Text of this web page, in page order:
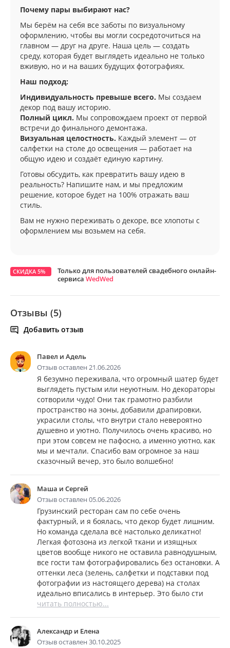
Почему пары выбирают нас?
Мы берём на себя все заботы по визуальному
оформлению, чтобы вы могли сосредоточиться на
главном — друг на друге. Наша цель — создать
среду, которая будет выглядеть идеально не только
вживую, но и на ваших будущих фотографиях.
Наш подход:
Индивидуальность превыше всего. Мы создаем
декор под вашу историю.
Полный цикл. Мы сопровождаем проект от первой
встречи до финального демонтажа.
Визуальная целостность. Каждый элемент — от
салфетки на столе до освещения — работает на
общую идею и создаёт единую картину.
Готовы обсудить, как превратить вашу идею в
реальность? Напишите нам, и мы предложим
решение, которое будет на 100% отражать ваш
стиль.
Вам не нужно переживать о декоре, все хлопоты с
оформлением мы возьмем на себя.
СКИДКА 5%
Только для пользователей свадебного онлайн-
сервиса WedWed
Отзывы (5)
Добавить отзыв
Павел и Адель
Отзыв оставлен 21.06.2026
Я безумно переживала, что огромный шатер будет
выглядеть пустым или неуютным. Но декораторы
сотворили чудо! Они так грамотно разбили
пространство на зоны, добавили драпировки,
украсили столы, что внутри стало невероятно
душевно и уютно. Получилось очень красиво, но
при этом совсем не пафосно, а именно уютно, как
мы и мечтали. Спасибо вам огромное за наш
сказочный вечер, это было волшебно!
Маша и Сергей
Отзыв оставлен 05.06.2026
Грузинский ресторан сам по себе очень
фактурный, и я боялась, что декор будет лишним.
Но команда сделала всё настолько деликатно!
Легкая фотозона из легкой ткани и изящных
цветов вообще никого не оставила равнодушным,
все гости там фотографировались без остановки. А
оттенки леса (зелень, салфетки и подставки под
фотографии из настоящего дерева) на столах
идеально вписались в интерьер. Это было сти
читать полностью...
Александр и Елена
Отзыв оставлен 30.10.2025